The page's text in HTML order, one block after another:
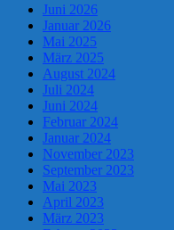
Juni 2026
Januar 2026
Mai 2025
März 2025
August 2024
Juli 2024
Juni 2024
Februar 2024
Januar 2024
November 2023
September 2023
Mai 2023
April 2023
März 2023